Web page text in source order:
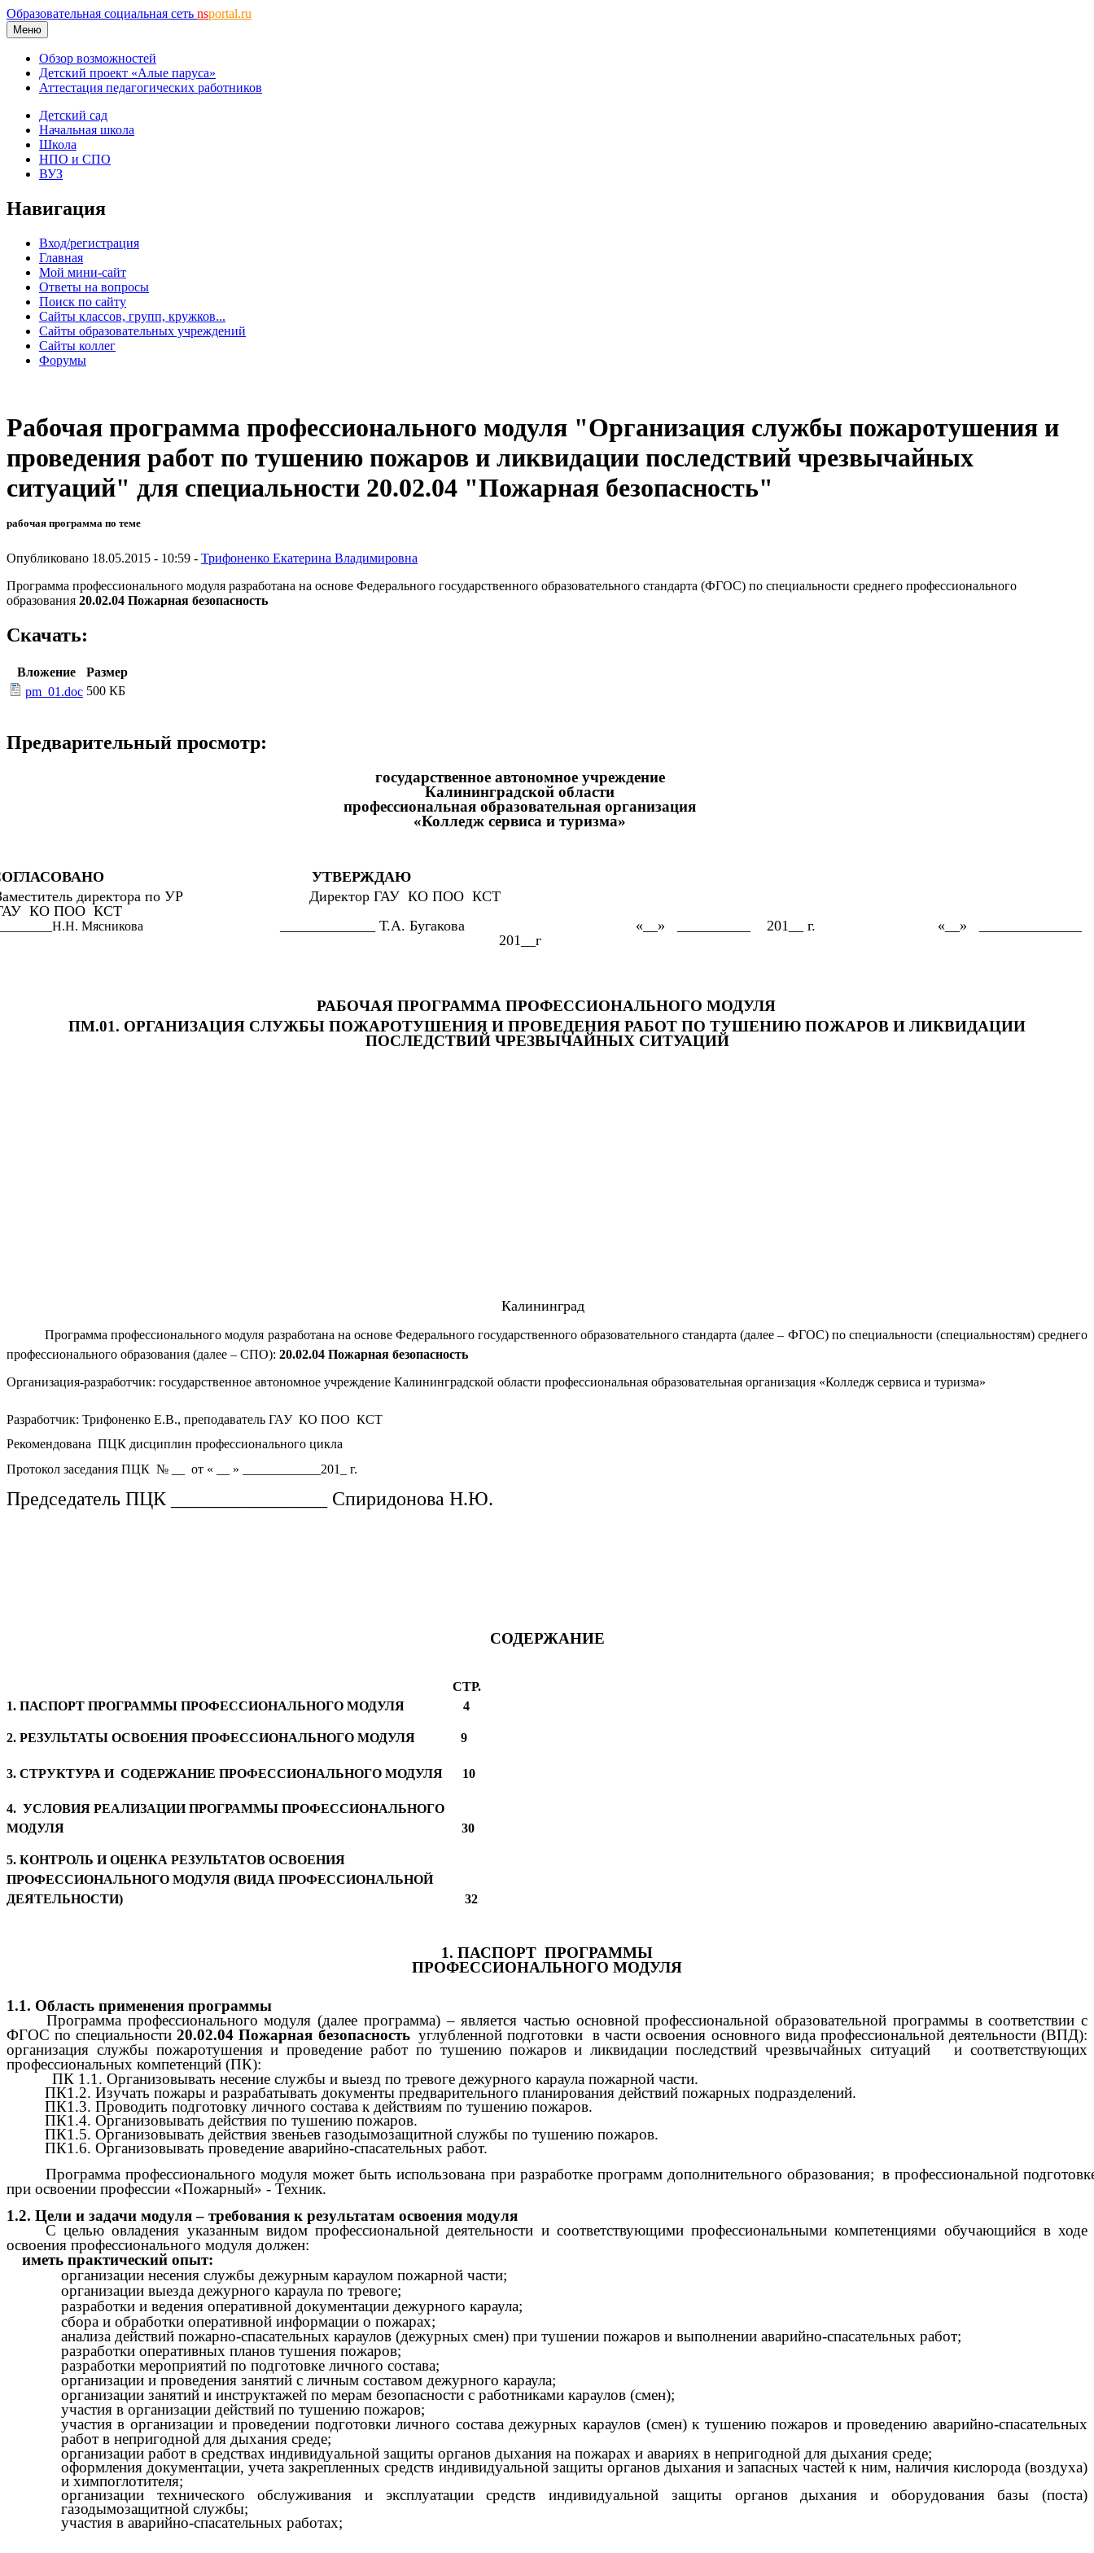
Образовательная социальная сеть nsportal.ru
Меню
Обзор возможностей
Детский проект «Алые паруса»
Аттестация педагогических работников
Детский сад
Начальная школа
Школа
НПО и СПО
ВУЗ
Навигация
Вход/регистрация
Главная
Мой мини-сайт
Ответы на вопросы
Поиск по сайту
Сайты классов, групп, кружков...
Сайты образовательных учреждений
Сайты коллег
Форумы
Рабочая программа профессионального модуля "Организация службы пожаротушения и
проведения работ по тушению пожаров и ликвидации последствий чрезвычайных
ситуаций" для специальности 20.02.04 "Пожарная безопасность"
рабочая программа по теме
Опубликовано 18.05.2015 - 10:59 - Трифоненко Екатерина Владимировна
Программа профессионального модуля разработана на основе Федерального государственного образовательного стандарта (ФГОС) по специальности среднего профессионального
образования 20.02.04 Пожарная безопасность
Скачать:
Вложение
Размер
pm_01.doc 500 КБ
Предварительный просмотр:
государственное автономное учреждение
Калининградской области
профессиональная образовательная организация
«Колледж сервиса и туризма»
УТВЕРЖДАЮ
директора по УР Директор ГАУ КО ПОО КСТ
КО ПОО КСТ
Мясникова
_____________ Т.А. Бугакова «__» __________ 201__ г. «__» ______________
201__г
РАБОЧАЯ ПРОГРАММА ПРОФЕССИОНАЛЬНОГО МОДУЛЯ
ПМ.01. ОРГАНИЗАЦИЯ СЛУЖБЫ ПОЖАРОТУШЕНИЯ И ПРОВЕДЕНИЯ РАБОТ ПО ТУШЕНИЮ ПОЖАРОВ И ЛИКВИДАЦИИ
ПОСЛЕДСТВИЙ ЧРЕЗВЫЧАЙНЫХ СИТУАЦИЙ
Калининград
Программа профессионального модуля разработана на основе Федерального государственного образовательного стандарта (далее – ФГОС) по специальности (специальностям) среднего
профессионального образования (далее – СПО): 20.02.04 Пожарная безопасность
Организация-разработчик: государственное автономное учреждение Калининградской области профессиональная образовательная организация «Колледж сервиса и туризма»
Разработчик: Трифоненко Е.В., преподаватель ГАУ КО ПОО КСТ
Рекомендована ПЦК дисциплин профессионального цикла
Протокол заседания ПЦК № __ от « __ » ____________201_ г.
Председатель ПЦК ________________ Спиридонова Н.Ю.
СОДЕРЖАНИЕ
СТР.
1. ПАСПОРТ ПРОГРАММЫ ПРОФЕССИОНАЛЬНОГО МОДУЛЯ 4
2. РЕЗУЛЬТАТЫ ОСВОЕНИЯ ПРОФЕССИОНАЛЬНОГО МОДУЛЯ 9
3. СТРУКТУРА И СОДЕРЖАНИЕ ПРОФЕССИОНАЛЬНОГО МОДУЛЯ 10
4. УСЛОВИЯ РЕАЛИЗАЦИИ ПРОГРАММЫ ПРОФЕССИОНАЛЬНОГО
МОДУЛЯ 30
5. КОНТРОЛЬ И ОЦЕНКА РЕЗУЛЬТАТОВ ОСВОЕНИЯ
ПРОФЕССИОНАЛЬНОГО МОДУЛЯ (ВИДА ПРОФЕССИОНАЛЬНОЙ
ДЕЯТЕЛЬНОСТИ) 32
1. ПАСПОРТ ПРОГРАММЫ
ПРОФЕССИОНАЛЬНОГО МОДУЛЯ
1.1. Область применения программы
Программа профессионального модуля (далее программа) – является частью основной профессиональной образовательной программы в соответствии с
ФГОС по специальности20.02.04 Пожарная безопасность углубленной подготовки в части освоения основного вида профессиональной деятельности (ВПД):
организация службы пожаротушения и проведение работ по тушению пожаров и ликвидации последствий чрезвычайных ситуаций и соответствующих
профессиональных компетенций (ПК):
ПК 1.1. Организовывать несение службы и выезд по тревоге дежурного караула пожарной части.
ПК1.2. Изучать пожары и разрабатывать документы предварительного планирования действий пожарных подразделений.
ПК1.3. Проводить подготовку личного состава к действиям по тушению пожаров.
ПК1.4. Организовывать действия по тушению пожаров.
ПК1.5. Организовывать действия звеньев газодымозащитной службы по тушению пожаров.
ПК1.6. Организовывать проведение аварийно-спасательных работ.
Программа профессионального модуля может быть использована при разработке программ дополнительного образования; в профессиональной
при освоении профессии «Пожарный» - Техник.
1.2. Цели и задачи модуля – требования к результатам освоения модуля
С целью овладения указанным видом профессиональной деятельности и соответствующими профессиональными компетенциями обучающийся в ходе
освоения профессионального модуля должен:
иметь практический опыт:
организации несения службы дежурным караулом пожарной части;
организации выезда дежурного караула по тревоге;
разработки и ведения оперативной документации дежурного караула;
сбора и обработки оперативной информации о пожарах;
анализа действий пожарно-спасательных караулов (дежурных смен) при тушении пожаров и выполнении аварийно-спасательных работ;
разработки оперативных планов тушения пожаров;
разработки мероприятий по подготовке личного состава;
организации и проведения занятий с личным составом дежурного караула;
организации занятий и инструктажей по мерам безопасности с работниками караулов (смен);
участия в организации действий по тушению пожаров;
участия в организации и проведении подготовки личного состава дежурных караулов (смен) к тушению пожаров и проведению аварийно-спасательных
работ в непригодной для дыхания среде;
организации работ в средствах индивидуальной защиты органов дыхания на пожарах и авариях в непригодной для дыхания среде;
оформления документации, учета закрепленных средств индивидуальной защиты органов дыхания и запасных частей к ним, наличия кислорода (воздуха)
и химпоглотителя;
организации технического обслуживания и эксплуатации средств индивидуальной защиты органов дыхания и оборудования базы (поста)
газодымозащитной службы;
участия в аварийно-спасательных работах;